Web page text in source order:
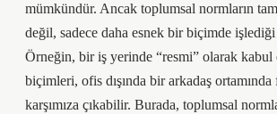
mümkündür. Ancak toplumsal normların
değil, sadece daha esnek bir biçimde
Örneğin, bir iş yerinde “resmi” olarak kabul
biçimleri, ofis dışında bir arkadaş
karşımıza çıkabilir. Burada, toplumsal